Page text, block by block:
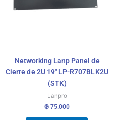
Networking Lanp Panel de
Cierre de 2U 19″ LP-R707BLK2U
(STK)
Lanpro
₲ 75.000